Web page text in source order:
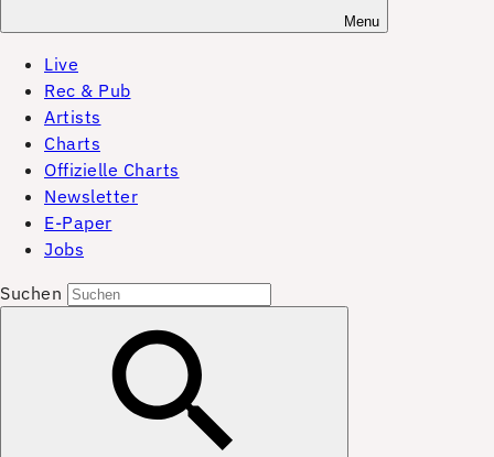
Menu
Live
Rec & Pub
Artists
Charts
Offizielle Charts
Newsletter
E-Paper
Jobs
Suchen